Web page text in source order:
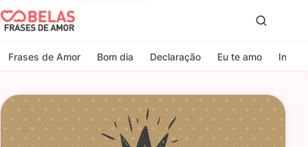
Belas Frases de Amor
Frases de Amor Bom dia Declaração Eu te amo